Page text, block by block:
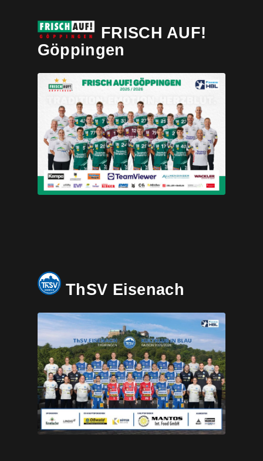
FRISCH AUF!
Göppingen
ThSV Eisenach